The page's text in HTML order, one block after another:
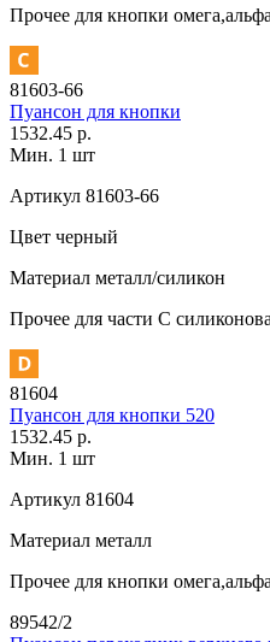
Прочее для кнопки
81603-66
Пуансон для кнопки
1532.45 р.
Мин. 1 шт
Артикул 81603-66
Цвет черный
Материал металл/силикон
Прочее для части C
81604
Пуансон для кнопки 520
1532.45 р.
Мин. 1 шт
Артикул 81604
Материал металл
Прочее для кнопки
89542/2